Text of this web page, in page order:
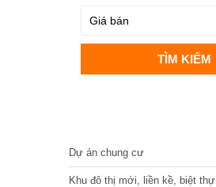
Dự án chung cư
Khu đô thị mới, liền kề, biệt thự